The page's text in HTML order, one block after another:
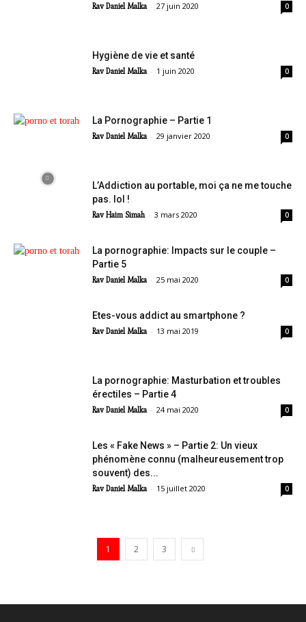
Rav Daniel Malka - 27 juin 2020 0
Hygiène de vie et santé
Rav Daniel Malka - 1 juin 2020 0
La Pornographie – Partie 1
Rav Daniel Malka - 29 janvier 2020 0
L’Addiction au portable, moi ça ne me touche
pas. lol !
Rav Haim Simah - 3 mars 2020 0
La pornographie: Impacts sur le couple –
Partie 5
Rav Daniel Malka - 25 mai 2020 0
Etes-vous addict au smartphone ?
Rav Daniel Malka - 13 mai 2019 0
La pornographie: Masturbation et troubles
érectiles – Partie 4
Rav Daniel Malka - 24 mai 2020 0
Les « Fake News » – Partie 2: Un vieux
phénomène connu (malheureusement trop
souvent) des...
Rav Daniel Malka - 15 juillet 2020 0
1 2 3